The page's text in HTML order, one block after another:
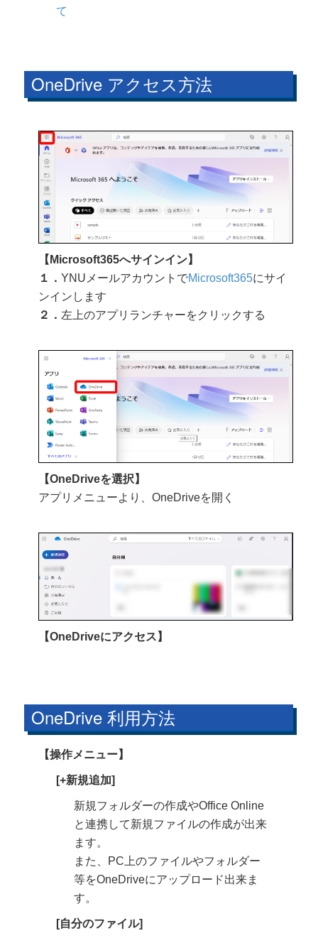
て
OneDrive アクセス方法
【Microsoft365へサインイン】
１．YNUメールアカウントでMicrosoft365にサイ
ンインします
２． 左上のアプリランチャーをクリックする
【OneDriveを選択】
アプリメニューより、OneDriveを開く
【OneDriveにアクセス】
OneDrive 利用方法
【操作メニュー】
[+新規追加]
新規フォルダーの作成やOffice Online
と連携して新規ファイルの作成が出来
ます。
また、PC上のファイルやフォルダー
等をOneDriveにアップロード出来ま
す。
[自分のファイル]